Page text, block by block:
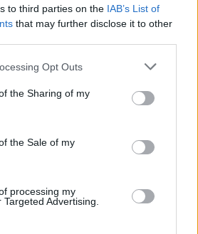
to third parties on the IAB’s List of
that may further disclose it to other
Opt Outs
the Sharing of my
the Sale of my
processing my
Advertising.
εκατ. ευρώ στις Περιφέρειες